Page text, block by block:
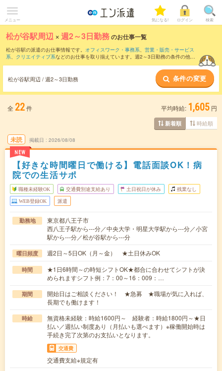
メニュー 気になる! ログイン 検索
松が谷駅周辺 ×週2～3日勤務のお仕事一覧
松が谷駅の派遣のお仕事情報です。 オフィスワーク・事務系、 営業・販売・サービス
系、 クリエイティブ系などのお仕事を取り揃えています。週2～3日勤務の条件の他
松が谷駅周辺 / 週2～3日勤務 条件の変更
全 22件 平均時給: 1,605 円
新着順 時給順
未読
NEW
掲載日 2026/08/08
【好きな時間曜日で働ける】電話面談OK！病
院での生活サポ
職種未経験OK 交通費別途支給あり 土日祝日が休み 残業なし
WEB登録OK 派遣
勤務地
東京都八王子市
西八王子駅から---分／中央大学・明星大学駅から---分／小宮
駅から---分／松が谷駅から---分
曜日頻度 週2日～5日OK（月～金） ★土日休みOK
時間
★1日6時間～の時短シフトOK★都合に合わせてシフトが決
められますシフト例：7：00～16：009：…
期間
開始日はご相談ください！ ★急募 ★職場が気に入れば、
長期でも働けます！
時給
無資格未経験：時給1600円～ 経験者：時給1800円～★日
払い／週払い制度あり（月払いも選べます）※稼働開始時は
手続き完了次第のお支払いとなります。
交通費
交通費支給※規定有